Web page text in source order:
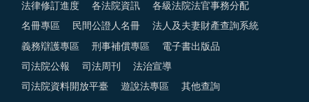
法律修訂進度 各法院資訊 各級法院法官事務分配
名冊專區 民間公證人名冊 法人及夫妻財產查詢系統
義務辯護專區 刑事補償專區 電子書出版品
司法院公報 司法周刊 法治宣導
司法院資料開放平臺 遊說法專區 其他查詢